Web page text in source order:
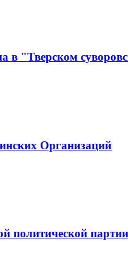
в "Тверском
Организаций